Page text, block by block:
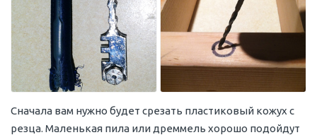
Сначала вам нужно будет срезать пластиковый кожух с
резца. Маленькая пила или дреммель хорошо подойдут